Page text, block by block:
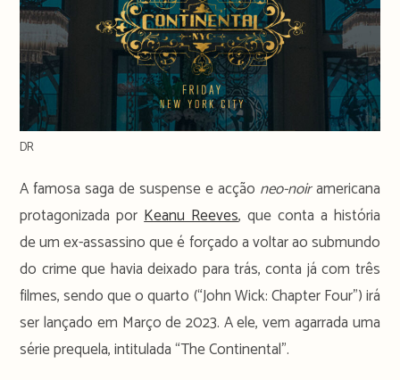
DR
A famosa saga de suspensee acção neo-noiramericana
protagonizada porKeanu Reeves, que conta a história
de um ex-assassino que é forçado a voltar ao submundo
do crime que havia deixado para trás, conta já com três
filmes, sendo que o quarto (“John Wick: Chapter Four”) irá
ser lançado em Março de 2023. A ele, vem agarrada uma
série prequela, intitulada “The Continental”.